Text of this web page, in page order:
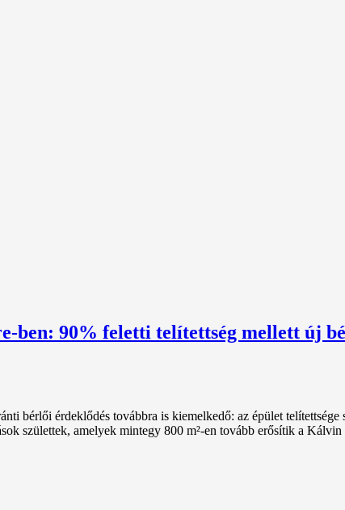
ben: 90% feletti telítettség mellett új
bérlői érdeklődés továbbra is kiemelkedő: az épület
születtek, amelyek mintegy 800 m²-en tovább erősítik a